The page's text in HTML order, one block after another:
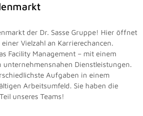
der Dr. Sasse Gruppe! Hier öffnet
Vielzahl an Karrierechancen.
Facility Management – mit einem
unternehmensnahen Dienstleistungen.
Aufgaben in einem
Arbeitsumfeld. Sie haben die
unseres Teams!